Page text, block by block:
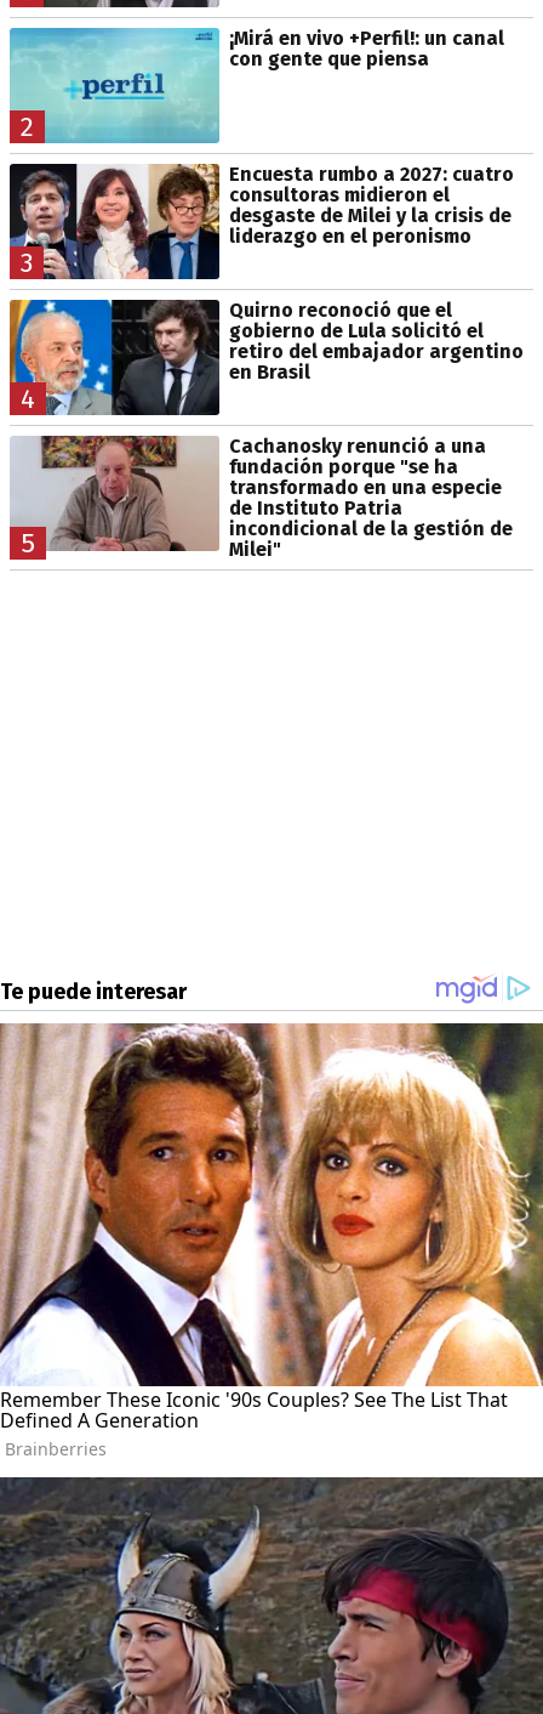
2
¡Mirá en vivo +Perfil!: un canal
con gente que piensa
3
Encuesta rumbo a 2027: cuatro
consultoras midieron el
desgaste de Milei y la crisis de
liderazgo en el peronismo
4
Quirno reconoció que el
gobierno de Lula solicitó el
retiro del embajador argentino
en Brasil
5
Cachanosky renunció a una
fundación porque "se ha
transformado en una especie
de Instituto Patria
incondicional de la gestión de
Milei"